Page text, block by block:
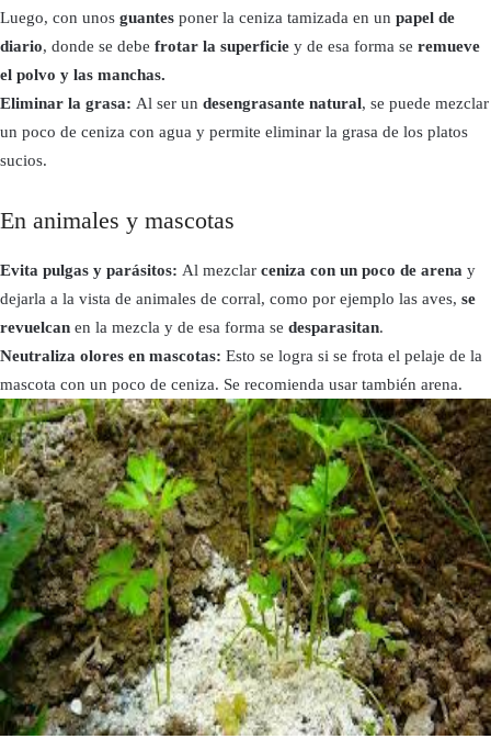
Luego, con unos guantes poner la ceniza tamizada en un papel de
diario, donde se debe frotar la superficie y de esa forma se remueve
el polvo y las manchas.
Eliminar la grasa: Al ser un desengrasante natural, se puede mezclar
un poco de ceniza con agua y permite eliminar la grasa de los platos
sucios.
En animales y mascotas
Evita pulgas y parásitos: Al mezclar ceniza con un poco de arena y
dejarla a la vista de animales de corral, como por ejemplo las aves, se
revuelcan en la mezcla y de esa forma se desparasitan.
Neutraliza olores en mascotas: Esto se logra si se frota el pelaje de la
mascota con un poco de ceniza. Se recomienda usar también arena.